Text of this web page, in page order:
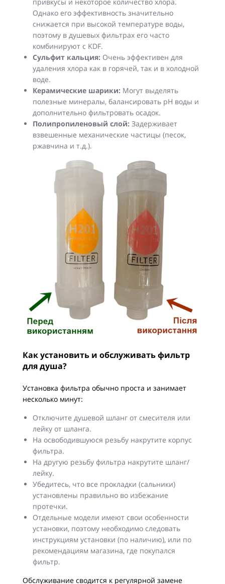
Однако его эффективность значительно
снижается при высокой температуре воды,
поэтому в душевых фильтрах его часто
комбинируют с KDF.
Сульфит кальция: Очень эффективен для
удаления хлора как в горячей, так и в холодной
воде.
Керамические шарики: Могут выделять
полезные минералы, балансировать pH воды и
дополнительно фильтровать осадок.
Полипропиленовый слой: Задерживает
взвешенные механические частицы (песок,
ржавчина и т.д.).
Как установить и обслуживать фильтр
для душа?
Установка фильтра обычно проста и занимает
несколько минут:
Отключите душевой шланг от смесителя или
лейку от шланга.
На освободившуюся резьбу накрутите корпус
фильтра.
На другую резьбу фильтра накрутите шланг/
лейку.
Убедитесь, что все прокладки (сальники)
установлены правильно во избежание
протечки.
Отдельные модели имеют свои особенности
установки, поэтому необходимо следовать
инструкциям установки (по наличию), или по
рекомендациям магазина, где покупался
фильтр.
Обслуживание сводится к регулярной замене